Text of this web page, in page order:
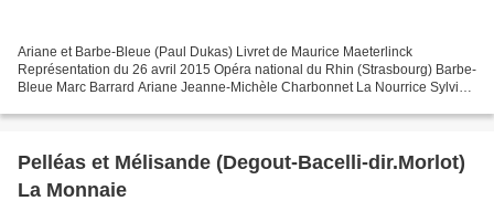
Ariane et Barbe-Bleue (Paul Dukas) Livret de Maurice Maeterlinck
Représentation du 26 avril 2015 Opéra national du Rhin (Strasbourg) Barbe-
Bleue Marc Barrard Ariane Jeanne-Michèle Charbonnet La Nourrice Sylvie
Pelléas et Mélisande (Degout-Bacelli-dir.Morlot)
La Monnaie